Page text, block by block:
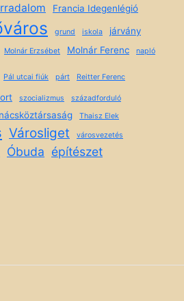
Francia Idegenlégió
grund iskola járvány
Molnár Erzsébet Molnár Ferenc napló
Pál utcai fiúk párt Reitter Ferenc
szocializmus
századforduló
Thaisz Elek
Városliget városvezetés
Óbuda építészet